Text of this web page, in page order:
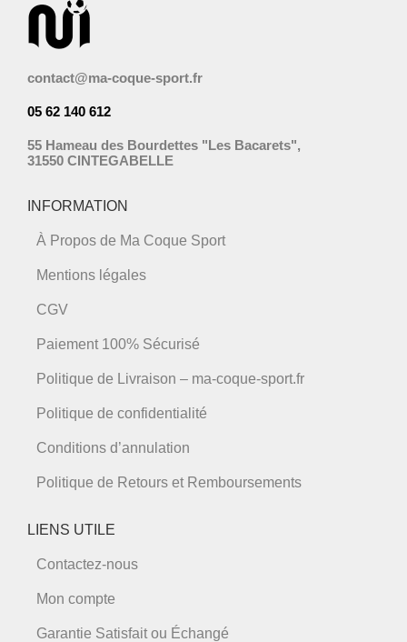
contact@ma-coque-sport.fr
05 62 140 612
55 Hameau des Bourdettes "Les Bacarets",
31550 CINTEGABELLE
INFORMATION
À Propos de Ma Coque Sport
Mentions légales
CGV
Paiement 100% Sécurisé
Politique de Livraison – ma-coque-sport.fr
Politique de confidentialité
Conditions d’annulation
Politique de Retours et Remboursements
LIENS UTILE
Contactez-nous
Mon compte
Garantie Satisfait ou Échangé